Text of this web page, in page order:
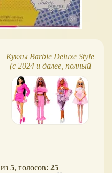
Куклы Barbie Deluxe Style
(с 2024 и далее, полный
список)
из 5, голосов: 25